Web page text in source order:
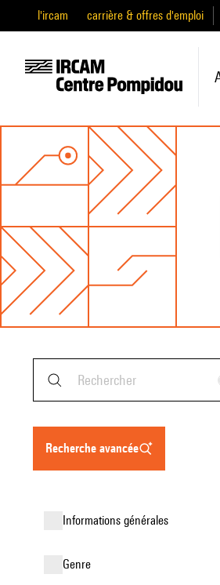
l'ircam carrière & offres d'emploi
recherche avancée
informations générales
genre